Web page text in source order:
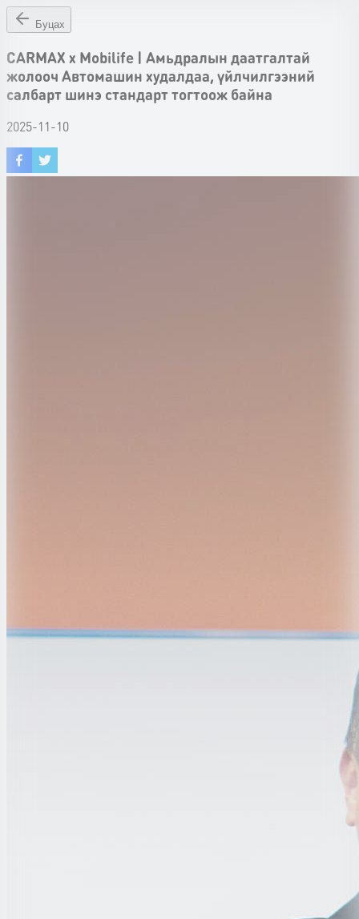
Буцах
CARMAX x Mobilife | Амьдралын даатгалтай
жолооч Автомашин худалдаа, үйлчилгээний
салбарт шинэ стандарт тогтоож байна
2025-11-10